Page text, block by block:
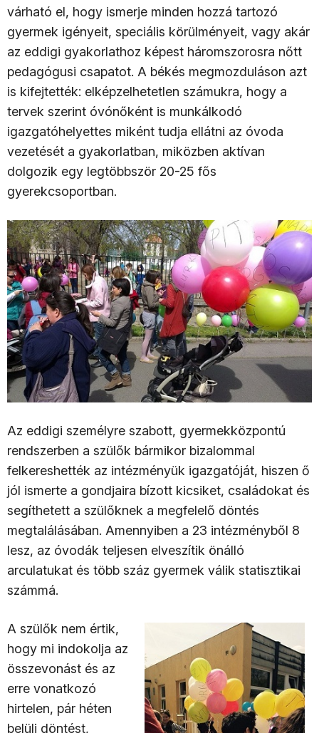
várható el, hogy ismerje minden hozzá tartozó
gyermek igényeit, speciális körülményeit, vagy akár
az eddigi gyakorlathoz képest háromszorosra nőtt
pedagógusi csapatot. A békés megmozduláson azt
is kifejtették: elképzelhetetlen számukra, hogy a
tervek szerint óvónőként is munkálkodó
igazgatóhelyettes miként tudja ellátni az óvoda
vezetését a gyakorlatban, miközben aktívan
dolgozik egy legtöbbször 20-25 fős
gyerekcsoportban.
Az eddigi személyre szabott, gyermekközpontú
rendszerben a szülők bármikor bizalommal
felkereshették az intézményük igazgatóját, hiszen ő
jól ismerte a gondjaira bízott kicsiket, családokat és
segíthetett a szülőknek a megfelelő döntés
megtalálásában. Amennyiben a 23 intézményből 8
lesz, az óvodák teljesen elveszítik önálló
arculatukat és több száz gyermek válik statisztikai
számmá.
A szülők nem értik,
hogy mi indokolja az
összevonást és az
erre vonatkozó
hirtelen, pár héten
belüli döntést,